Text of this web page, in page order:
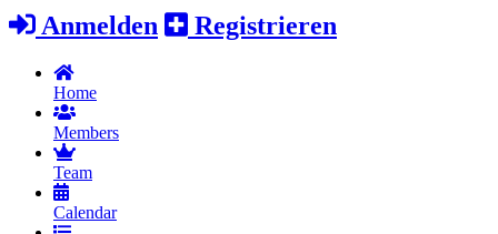
Anmelden Registrieren
Home
Members
Team
Calendar